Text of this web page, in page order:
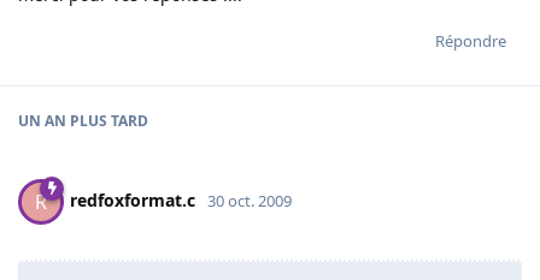
Répondre
UN AN PLUS TARD
R redfoxformat.c 30 oct. 2009